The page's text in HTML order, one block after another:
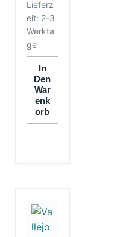
Lieferz
eit: 2-3
Werkta
ge
In
Den
War
Enk
Orb